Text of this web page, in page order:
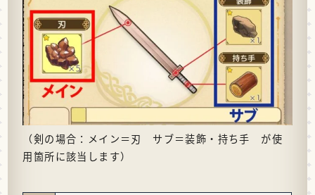
（剣の場合：メイン＝刃 サブ＝装飾・持ち手 が使
用箇所に該当します）